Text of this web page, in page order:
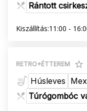
Rántott
Kiszállítás:11:00 -
RETRO+ÉTTEREM
Húsleves
Túrógombóc